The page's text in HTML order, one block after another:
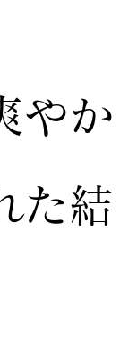
やか
た結